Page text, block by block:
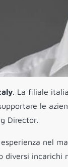
. La filiale
le
Director.
nel
diversi